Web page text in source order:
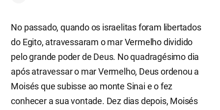
No passado, quando os israelitas foram libertados
do Egito, atravessaram o mar Vermelho dividido
pelo grande poder de Deus. No quadragésimo dia
após atravessar o mar Vermelho, Deus ordenou a
Moisés que subisse ao monte Sinai e o fez
conhecer a sua vontade. Dez dias depois, Moisés